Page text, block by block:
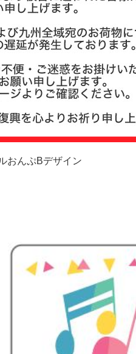
よくある
商品ガイ
会社概要
会員登録
おんぷBデザイン